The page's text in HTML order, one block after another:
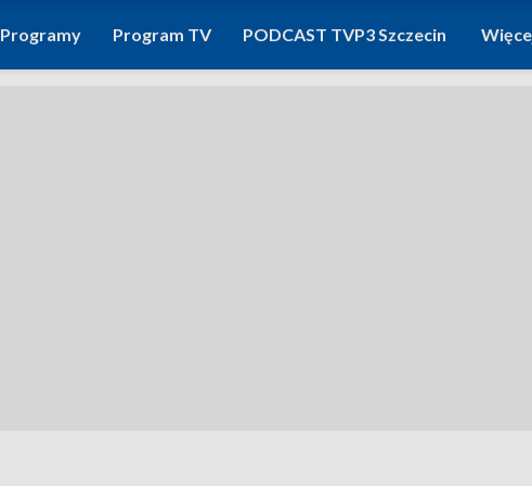
Programy Program TV PODCAST TVP3 Szczecin